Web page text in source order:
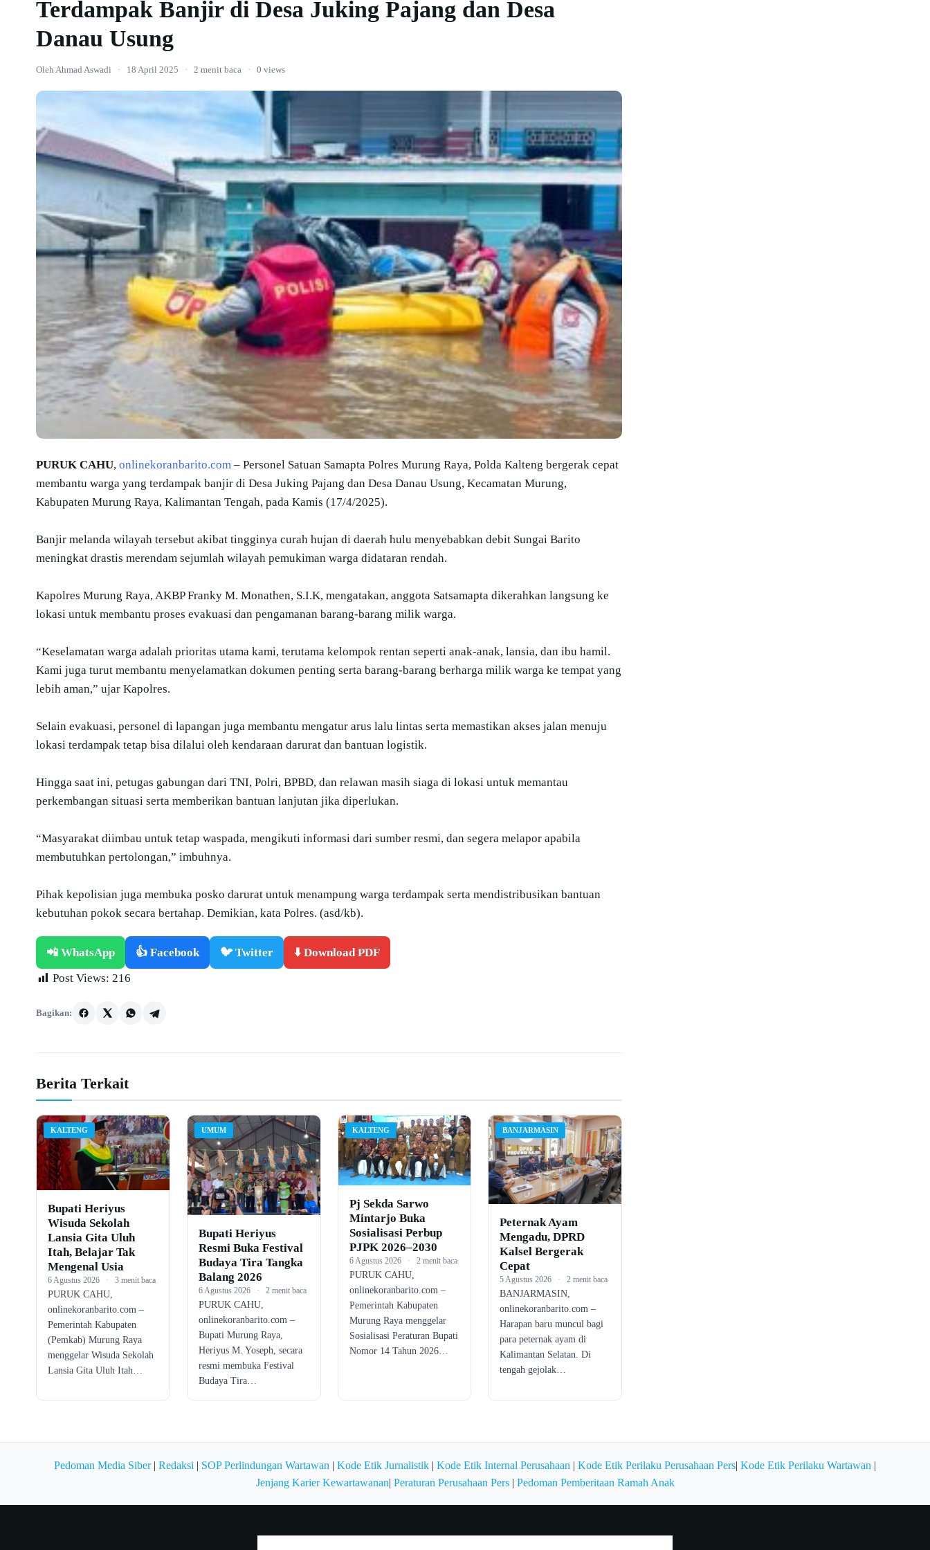
Terdampak Banjir di Desa Juking Pajang dan Desa
Danau Usung
Oleh Ahmad Aswadi · 18 April 2025 · 2 menit baca · 0 views
PURUK CAHU, onlinekoranbarito.com – Personel Satuan Samapta Polres Murung Raya, Polda Kalteng bergerak cepat
membantu warga yang terdampak banjir di Desa Juking Pajang dan Desa Danau Usung, Kecamatan Murung,
Kabupaten Murung Raya, Kalimantan Tengah, pada Kamis (17/4/2025).
Banjir melanda wilayah tersebut akibat tingginya curah hujan di daerah hulu menyebabkan debit Sungai Barito
meningkat drastis merendam sejumlah wilayah pemukiman warga didataran rendah.
Kapolres Murung Raya, AKBP Franky M. Monathen, S.I.K, mengatakan, anggota Satsamapta dikerahkan langsung ke
lokasi untuk membantu proses evakuasi dan pengamanan barang-barang milik warga.
“Keselamatan warga adalah prioritas utama kami, terutama kelompok rentan seperti anak-anak, lansia, dan ibu hamil.
Kami juga turut membantu menyelamatkan dokumen penting serta barang-barang berharga milik warga ke tempat yang
lebih aman,” ujar Kapolres.
Selain evakuasi, personel di lapangan juga membantu mengatur arus lalu lintas serta memastikan akses jalan menuju
lokasi terdampak tetap bisa dilalui oleh kendaraan darurat dan bantuan logistik.
Hingga saat ini, petugas gabungan dari TNI, Polri, BPBD, dan relawan masih siaga di lokasi untuk memantau
perkembangan situasi serta memberikan bantuan lanjutan jika diperlukan.
“Masyarakat diimbau untuk tetap waspada, mengikuti informasi dari sumber resmi, dan segera melapor apabila
membutuhkan pertolongan,” imbuhnya.
Pihak kepolisian juga membuka posko darurat untuk menampung warga terdampak serta mendistribusikan bantuan
kebutuhan pokok secara bertahap. Demikian, kata Polres. (asd/kb).
📲 WhatsApp 👍 Facebook 🐦 Twitter
⬇️ Download PDF
Post Views: 216
Bagikan:
Berita Terkait
KALTENG
Bupati Heriyus
Wisuda Sekolah
Lansia Gita Uluh
Itah, Belajar Tak
Mengenal Usia
6 Agustus 2026 · 3 menit baca
PURUK CAHU,
onlinekoranbarito.com –
Pemerintah Kabupaten
(Pemkab) Murung Raya
menggelar Wisuda Sekolah
Lansia Gita Uluh Itah…
UMUM
Bupati Heriyus
Resmi Buka Festival
Budaya Tira Tangka
Balang 2026
6 Agustus 2026 · 2 menit baca
PURUK CAHU,
onlinekoranbarito.com –
Bupati Murung Raya,
Heriyus M. Yoseph, secara
resmi membuka Festival
Budaya Tira…
KALTENG
Pj Sekda Sarwo
Mintarjo Buka
Sosialisasi Perbup
PJPK 2026–2030
6 Agustus 2026 · 2 menit baca
PURUK CAHU,
onlinekoranbarito.com –
Pemerintah Kabupaten
Murung Raya menggelar
Sosialisasi Peraturan Bupati
Nomor 14 Tahun 2026…
BANJARMASIN
Peternak Ayam
Mengadu, DPRD
Kalsel Bergerak
Cepat
5 Agustus 2026 · 2 menit baca
BANJARMASIN,
onlinekoranbarito.com –
Harapan baru muncul bagi
para peternak ayam di
Kalimantan Selatan. Di
tengah gejolak…
Pedoman Media Siber| Redaksi | SOP Perlindungan Wartawan | Kode Etik Jurnalistik | Kode Etik Internal Perusahaan | Kode Etik Perilaku Perusahaan Pers| Kode Etik Perilaku Wartawan |
Jenjang Karier Kewartawanan| Peraturan Perusahaan Pers| Pedoman Pemberitaan Ramah Anak